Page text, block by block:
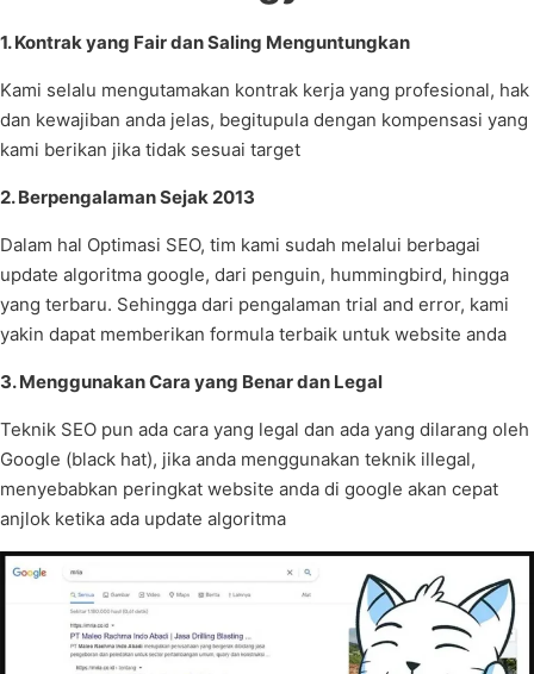
1. Kontrak yang Fair dan Saling Menguntungkan
Kami selalu mengutamakan kontrak kerja yang profesional, hak
dan kewajiban anda jelas, begitupula dengan kompensasi yang
kami berikan jika tidak sesuai target
2. Berpengalaman Sejak 2013
Dalam hal Optimasi SEO, tim kami sudah melalui berbagai
update algoritma google, dari penguin, hummingbird, hingga
yang terbaru. Sehingga dari pengalaman trial and error, kami
yakin dapat memberikan formula terbaik untuk website anda
3. Menggunakan Cara yang Benar dan Legal
Teknik SEO pun ada cara yang legal dan ada yang dilarang oleh
Google (black hat), jika anda menggunakan teknik illegal,
menyebabkan peringkat website anda di google akan cepat
anjlok ketika ada update algoritma